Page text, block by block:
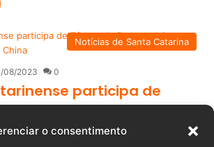
o consentimento
Notícias de Santa Catarina
08/2023 0
participa de
de Energia